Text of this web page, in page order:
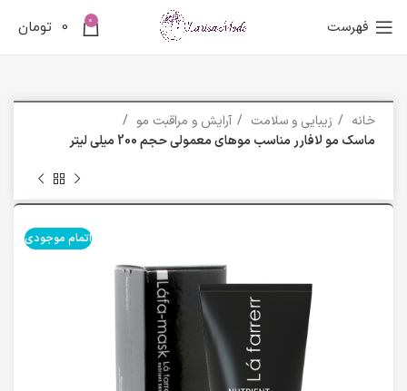
فهرست 0
0 تومان
خانه زیبایی و سلامت
آرایش و مراقبت مو
ماسک مو لافارر مناسب موهای معمولی حجم 200 میلی لیتر
اتمام موجودی